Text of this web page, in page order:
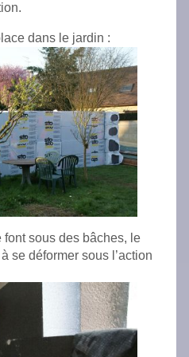
dans le jardin :
font sous des bâches, le
se déformer sous l’action